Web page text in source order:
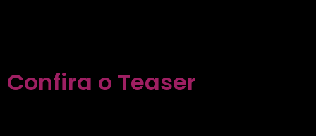
Confira o Teaser